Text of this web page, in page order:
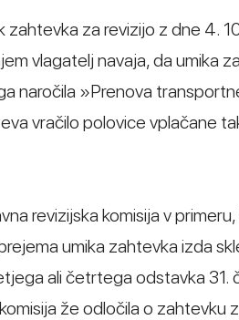
za revizijo z dne 4.
vlagatelj navaja, da umika
naročila »Prenova
vračilo polovice vplačane
revizijska komisija v
umika zahtevka izda
ali četrtega odstavka 31.
že odločila o zahtevku